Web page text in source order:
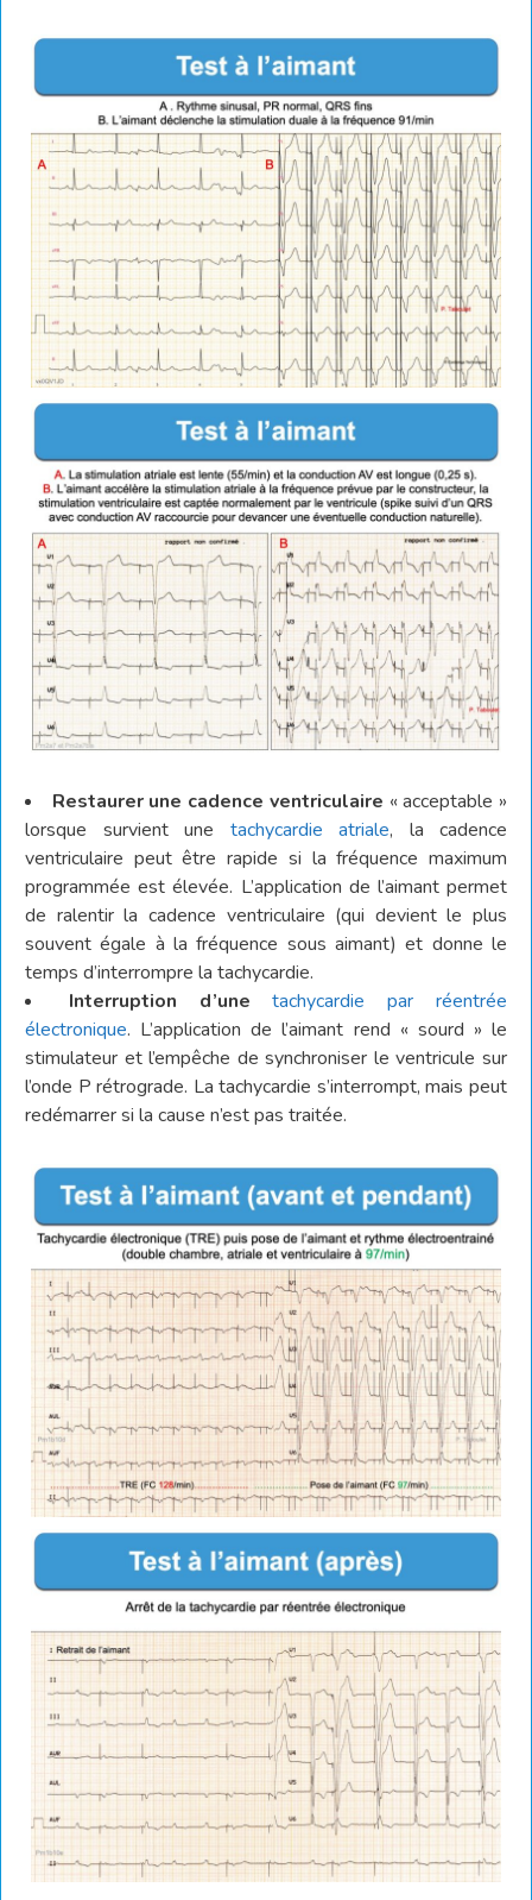
Restaurer une cadence ventriculaire « acceptable »
lorsque survient une tachycardie atriale, la cadence
ventriculaire peut être rapide si la fréquence maximum
programmée est élevée. L’application de l’aimant permet
de ralentir la cadence ventriculaire (qui devient le plus
souvent égale à la fréquence sous aimant) et donne le
temps d’interrompre la tachycardie.
Interruption d’une
tachycardie par réentrée
électronique. L’application de l’aimant rend « sourd » le
stimulateur et l’empêche de synchroniser le ventricule sur
l’onde P rétrograde. La tachycardie s’interrompt, mais peut
redémarrer si la cause n’est pas traitée.